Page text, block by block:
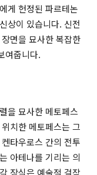
게 헌정된 파르테논
상이 있습니다. 신전
면을 묘사한 복잡한
여줍니다.
을 묘사한 메토페스
치한 메토페스는 그
타우로스 간의 전투
아테나를 기리는 의
장식은 예술적 걸작